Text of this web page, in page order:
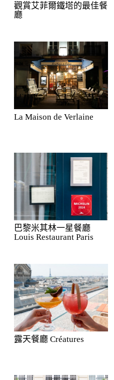
觀賞艾菲爾鐵塔的最佳餐
廳
La Maison de Verlaine
巴黎米其林一星餐廳
Louis Restaurant Paris
露天餐廳 Créatures